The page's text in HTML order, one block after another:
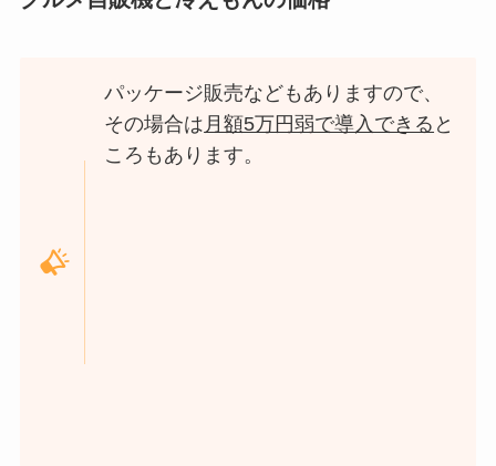
パッケージ販売などもありますので、
その場合は 月額5万円弱で導入できる と
ころもあります。